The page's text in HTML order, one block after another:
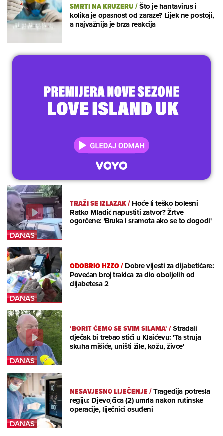
SMRTI NA KRUZERU/Što je hantavirus i
kolika je opasnost od zaraze? Lijek ne postoji,
a najvažnija je brza reakcija
TRAŽI SE IZLAZAK/Hoće li teško bolesni
Ratko Mladić napustiti zatvor? Žrtve
ogorčene: 'Bruka i sramota ako se to dogodi'
ODOBRIO HZZO/Dobre vijesti za dijabetičare:
Povećan broj trakica za dio oboljelih od
dijabetesa 2
'BORIT ĆEMO SE SVIM SILAMA'/Stradali
dječak bi trebao stići u Klaićevu: 'Ta struja
skuha mišiće, uništi žile, kožu, živce'
NESAVJESNO LIJEČENJE/Tragedija potresla
regiju: Djevojčica (2) umrla nakon rutinske
operacije, liječnici osuđeni